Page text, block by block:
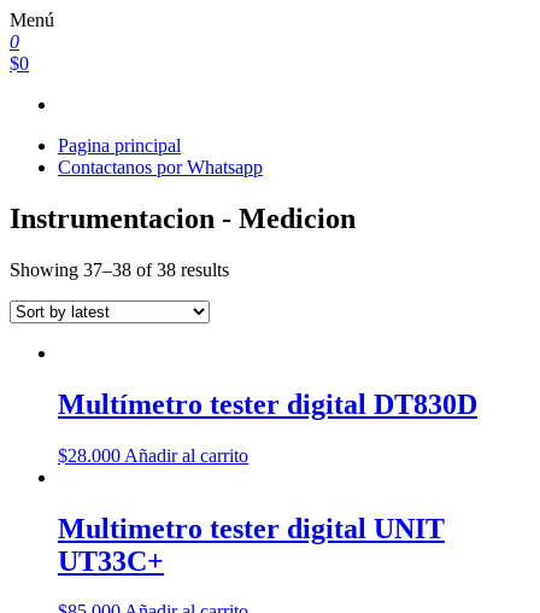
Saltar
al
contenido
Menú
0
$0
Pagina principal
Contactanos por Whatsapp
Instrumentacion - Medicion
Showing 37–38 of 38 results
Multímetro tester digital DT830D
$28.000 Añadir al carrito
Multimetro tester digital UNIT
UT33C+